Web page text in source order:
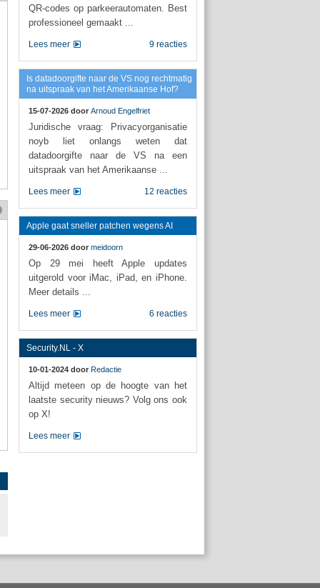
QR-codes op parkeerautomaten. Best
professioneel gemaakt ...
9 reacties
Lees meer
Is datadoorgifte naar de VS nog rechtmatig
na uitspraak van het Amerikaanse Hof?
15-07-2026 door Arnoud Engelfriet
Juridische vraag: Privacyorganisatie
noyb liet onlangs weten dat
datadoorgifte naar de VS na een
uitspraak van het Amerikaanse ...
12 reacties
Lees meer
Apple gaat sneller patchen wegens AI
29-06-2026 door meidoorn
Op 29 mei heeft Apple updates
uitgerold voor iMac, iPad, en iPhone.
Meer details ...
6 reacties
Lees meer
Security.NL - X
10-01-2024 door Redactie
Altijd meteen op de hoogte van het
laatste security nieuws? Volg ons ook
op X!
Lees meer